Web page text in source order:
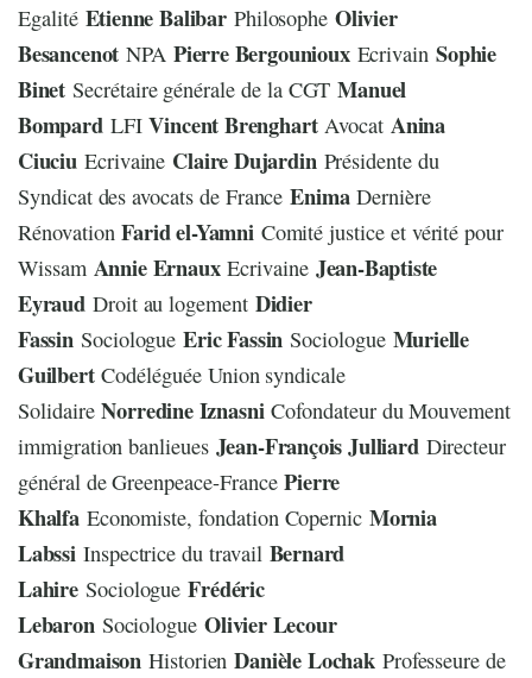
Egalité Etienne BalibarPhilosophe Olivier
Besancenot NPA Pierre BergouniouxEcrivainSophie
Binet Secrétaire générale de la CGTManuel
BompardLFIVincent BrenghartAvocat Anina
CiuciuEcrivaine Claire DujardinPrésidente du
Syndicat des avocats de FranceEnimaDernière
RénovationFarid el-Yamni Comité justice et vérité pour
Wissam Annie ErnauxEcrivaine Jean-Baptiste
EyraudDroit au logement Didier
FassinSociologueEric Fassin Sociologue Murielle
GuilbertCodéléguée Union syndicale
SolidaireNorredine IznasniCofondateur du Mouvement
immigration banlieuesJean-François JulliardDirecteur
général de Greenpeace-FrancePierre
Khalfa Economiste, fondation CopernicMornia
LabssiInspectrice du travail Bernard
LahireSociologueFrédéric
LebaronSociologueOlivier Lecour
GrandmaisonHistorienDanièle LochakProfesseure de